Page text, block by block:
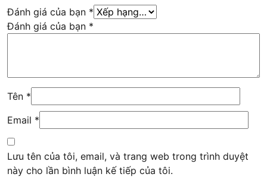
Đánh giá của bạn *
Đánh giá của bạn *
Tên *
Email *
Lưu tên của tôi, email, và trang web trong trình duyệt
này cho lần bình luận kế tiếp của tôi.